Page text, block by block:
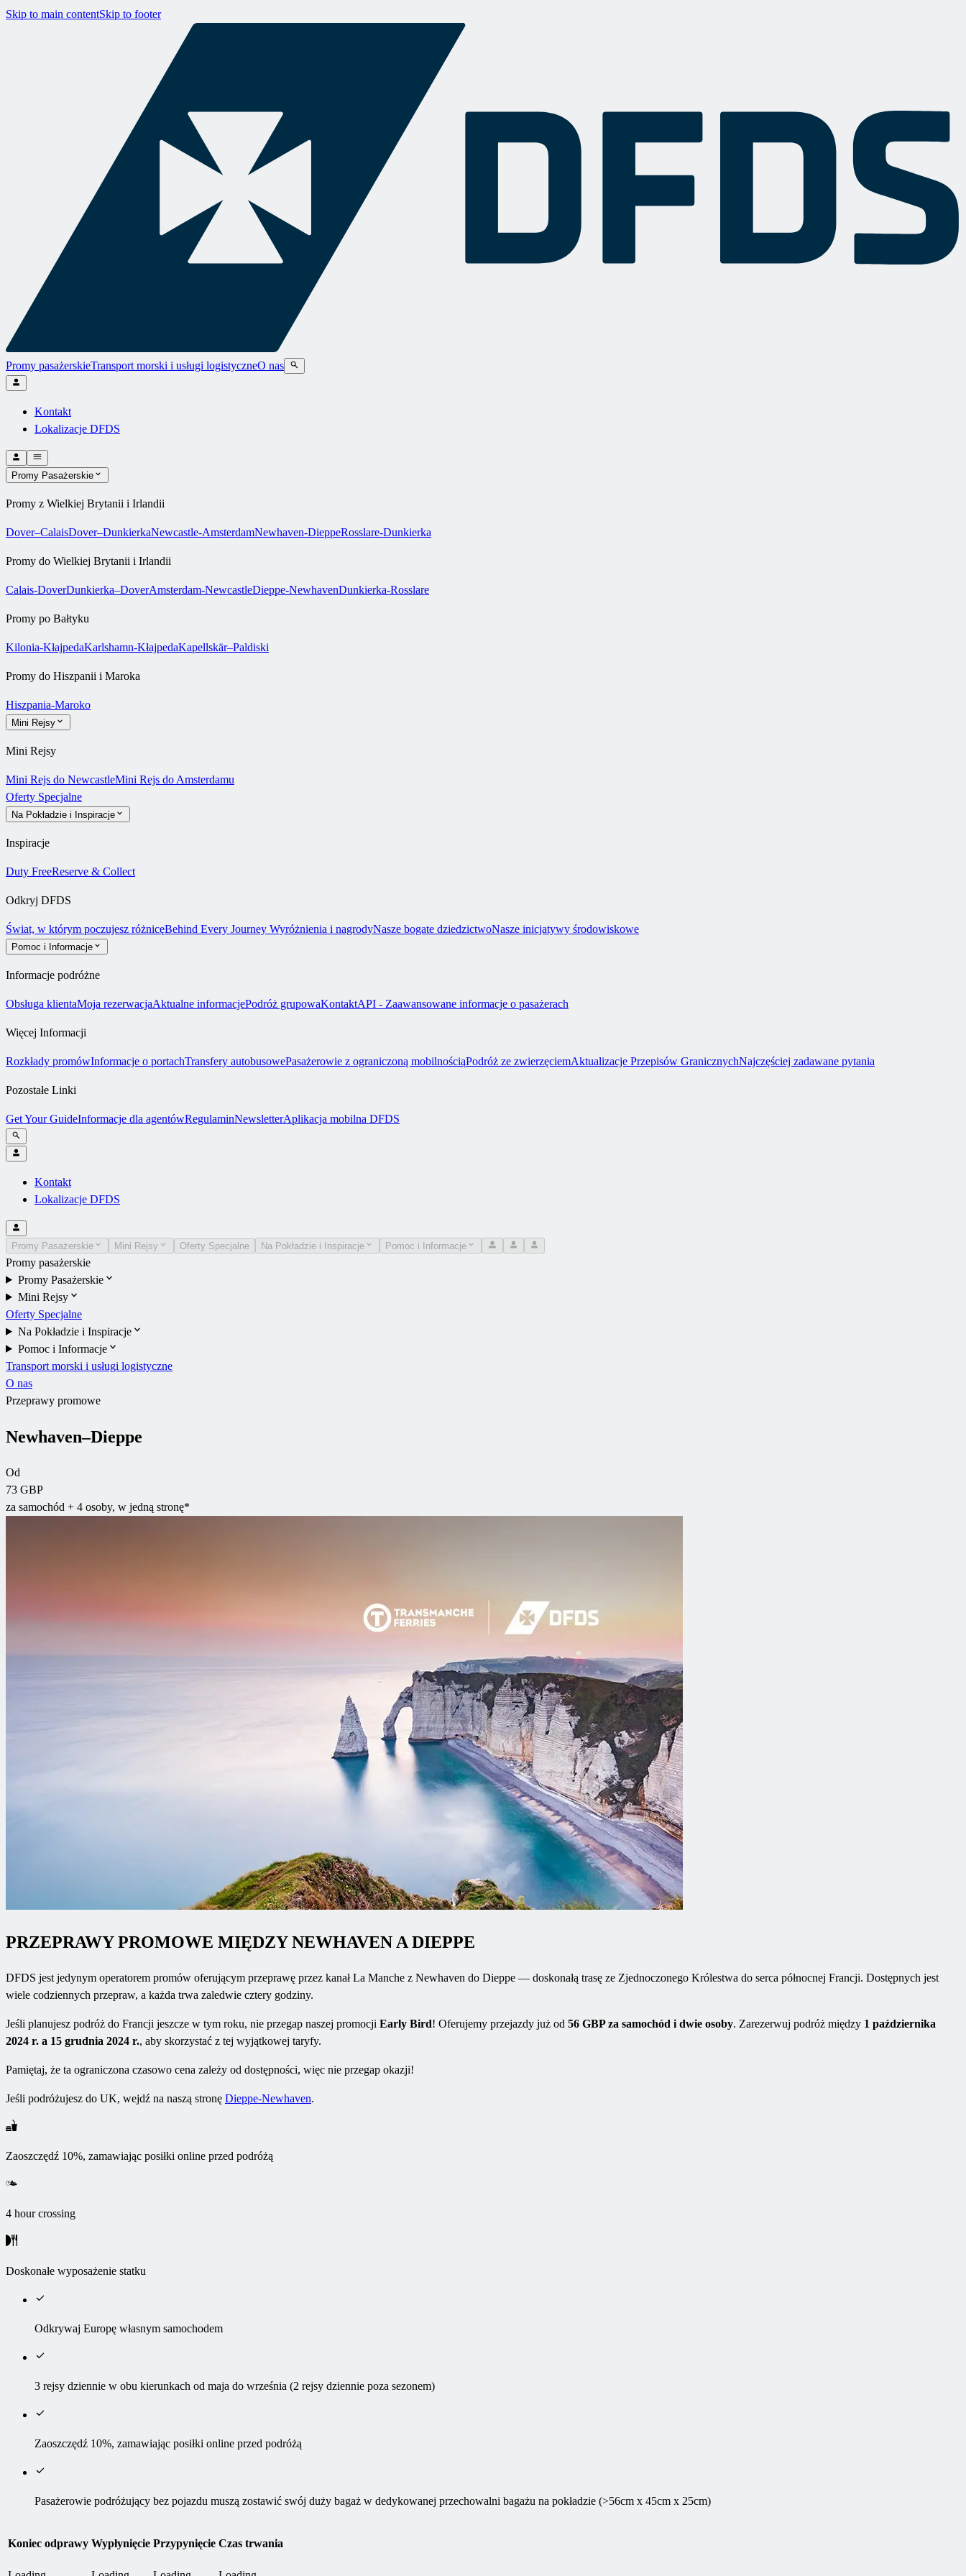
Skip to main contentSkip to footer
Promy pasażerskieTransport morski i usługi logistyczneO nas
Kontakt
Lokalizacje DFDS
Promy Pasażerskie
Promy z Wielkiej Brytanii i Irlandii
Dover–CalaisDover–DunkierkaNewcastle-AmsterdamNewhaven-DieppeRosslare-Dunkierka
Promy do Wielkiej Brytanii i Irlandii
Calais-DoverDunkierka–DoverAmsterdam-NewcastleDieppe-NewhavenDunkierka-Rosslare
Promy po Bałtyku
Kilonia-KłajpedaKarlshamn-KłajpedaKapellskär–Paldiski
Promy do Hiszpanii i Maroka
Hiszpania-Maroko
Mini Rejsy
Mini Rejsy
Mini Rejs do NewcastleMini Rejs do Amsterdamu
Oferty Specjalne
Na Pokładzie i Inspiracje
Inspiracje
Duty FreeReserve & Collect
Odkryj DFDS
Świat, w którym poczujesz różnicęBehind Every Journey Wyróżnienia i nagrodyNasze bogate dziedzictwoNasze inicjatywy środowiskowe
Pomoc i Informacje
Informacje podróżne
Obsługa klientaMoja rezerwacjaAktualne informacjePodróż grupowaKontaktAPI - Zaawansowane informacje o pasażerach
Więcej Informacji
Rozkłady promówInformacje o portachTransfery autobusowePasażerowie z ograniczoną mobilnościąPodróż ze zwierzęciemAktualizacje Przepisów GranicznychNajczęściej zadawane pytania
Pozostałe Linki
Get Your GuideInformacje dla agentówRegulaminNewsletterAplikacja mobilna DFDS
Kontakt
Lokalizacje DFDS
Promy Pasażerskie Mini Rejsy Oferty Specjalne Na Pokładzie i Inspiracje Pomoc i Informacje
Promy pasażerskie
Promy Pasażerskie
Mini Rejsy
Oferty Specjalne
Na Pokładzie i Inspiracje
Pomoc i Informacje
Transport morski i usługi logistyczne
O nas
Przeprawy promowe
Newhaven–Dieppe
Od
73 GBP
za samochód + 4 osoby, w jedną stronę*
PRZEPRAWY PROMOWE MIĘDZY NEWHAVEN A DIEPPE
DFDS jest jedynym operatorem promów oferującym przeprawę przez kanał La Manche z Newhaven do Dieppe — doskonałą trasę ze Zjednoczonego Królestwa do serca północnej Francji. Dostępnych jest
wiele codziennych przepraw, a każda trwa zaledwie cztery godziny.
Jeśli planujesz podróż do Francji jeszcze w tym roku, nie przegap naszej promocji Early Bird! Oferujemy przejazdy już od 56 GBP za samochód i dwie osoby. Zarezerwuj podróż między 1 października
2024 r. a 15 grudnia 2024 r., aby skorzystać z tej wyjątkowej taryfy.
Pamiętaj, że ta ograniczona czasowo cena zależy od dostępności, więc nie przegap okazji!
Jeśli podróżujesz do UK, wejdź na naszą stronę Dieppe-Newhaven.
Zaoszczędź 10%, zamawiając posiłki online przed podróżą
4 hour crossing
Doskonałe wyposażenie statku
Odkrywaj Europę własnym samochodem
3 rejsy dziennie w obu kierunkach od maja do września (2 rejsy dziennie poza sezonem)
Zaoszczędź 10%, zamawiając posiłki online przed podróżą
Pasażerowie podróżujący bez pojazdu muszą zostawić swój duży bagaż w dedykowanej przechowalni bagażu na pokładzie (>56cm x 45cm x 25cm)
Koniec odprawy Wypłynięcie Przypynięcie Czas trwania